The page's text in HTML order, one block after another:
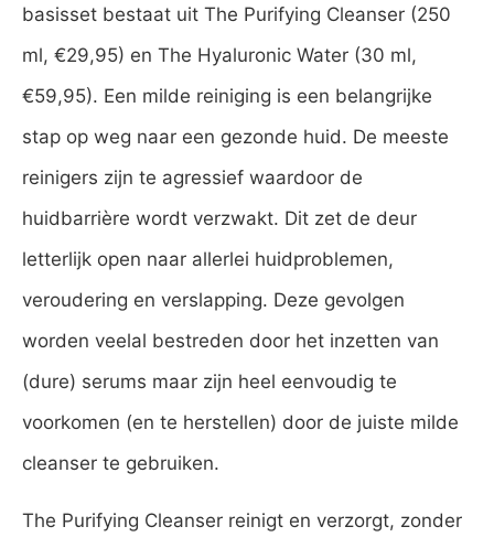
basisset bestaat uit The Purifying Cleanser (250
ml, €29,95) en The Hyaluronic Water (30 ml,
€59,95). Een milde reiniging is een belangrijke
stap op weg naar een gezonde huid. De meeste
reinigers zijn te agressief waardoor de
huidbarrière wordt verzwakt. Dit zet de deur
letterlijk open naar allerlei huidproblemen,
veroudering en verslapping. Deze gevolgen
worden veelal bestreden door het inzetten van
(dure) serums maar zijn heel eenvoudig te
voorkomen (en te herstellen) door de juiste milde
cleanser te gebruiken.
The Purifying Cleanser reinigt en verzorgt, zonder